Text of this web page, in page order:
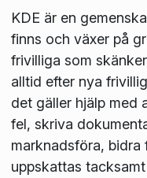
KDE är en
finns och växer på
frivilliga som
alltid efter nya
det gäller hjälp med
fel, skriva
marknadsföra, bidra
uppskattas